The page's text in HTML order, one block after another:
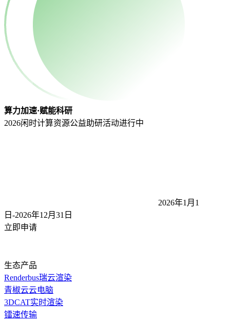
算力加速·赋能科研
2026闲时计算资源公益助研活动进行中
2026年1月1
日-2026年12月31 日
立即申请
生态产品
Renderbus瑞云渲染
青椒云云电脑
3DCAT实时渲染
镭速传输